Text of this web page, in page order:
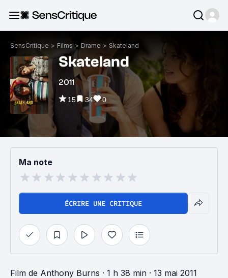
SensCritique > Films > Drame > Skateland
Skateland
2011
15 34 0
Ma note
ÉCRIRE UNE CRITIQUE
Film de Anthony Burns · 1 h 38 min · 13 mai 2011